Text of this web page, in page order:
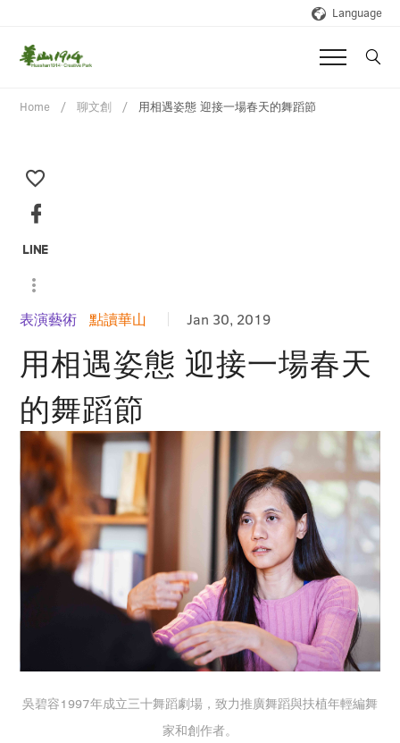
Language
Home 聊文創 用相遇姿態 迎接一場春天的舞蹈節
表演藝術 點讀華山 Jan 30, 2019
用相遇姿態 迎接一場春天
的舞蹈節
吳碧容1997年成立三十舞蹈劇場，致力推廣舞蹈與扶植年輕編舞
家和創作者。